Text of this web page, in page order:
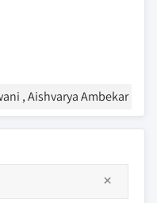
, Aishvarya Ambekar